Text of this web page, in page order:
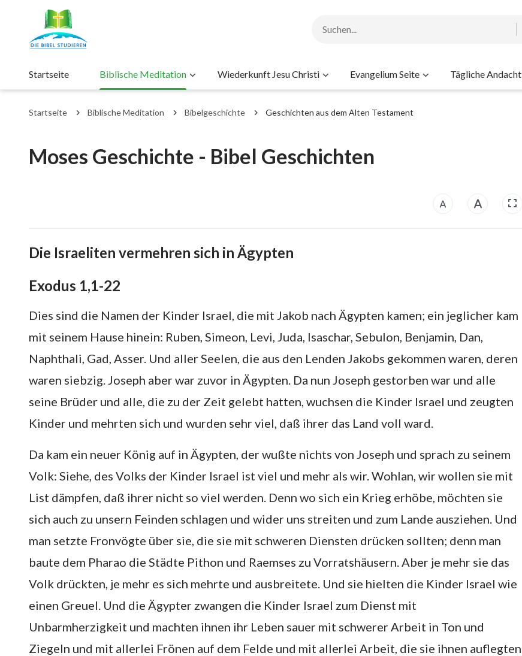
Startseite Biblische Meditation Wiederkunft Jesu Christi Evangelium Seite Tägliche Andacht
Startseite Biblische Meditation Bibelgeschichte Geschichten aus dem Alten Testament
Moses Geschichte - Bibel Geschichten
Die Israeliten vermehren sich in Ägypten
Exodus 1,1-22
Dies sind die Namen der Kinder Israel, die mit Jakob nach Ägypten kamen; ein jeglicher kam
mit seinem Hause hinein: Ruben, Simeon, Levi, Juda, Isaschar, Sebulon, Benjamin, Dan,
Naphthali, Gad, Asser. Und aller Seelen, die aus den Lenden Jakobs gekommen waren, deren
waren siebzig. Joseph aber war zuvor in Ägypten. Da nun Joseph gestorben war und alle
seine Brüder und alle, die zu der Zeit gelebt hatten, wuchsen die Kinder Israel und zeugten
Kinder und mehrten sich und wurden sehr viel, daß ihrer das Land voll ward.
Da kam ein neuer König auf in Ägypten, der wußte nichts von Joseph und sprach zu seinem
Volk: Siehe, des Volks der Kinder Israel ist viel und mehr als wir. Wohlan, wir wollen sie mit
List dämpfen, daß ihrer nicht so viel werden. Denn wo sich ein Krieg erhöbe, möchten sie
sich auch zu unsern Feinden schlagen und wider uns streiten und zum Lande ausziehen. Und
man setzte Fronvögte über sie, die sie mit schweren Diensten drücken sollten; denn man
baute dem Pharao die Städte Pithon und Raemses zu Vorratshäusern. Aber je mehr sie das
Volk drückten, je mehr es sich mehrte und ausbreitete. Und sie hielten die Kinder Israel wie
einen Greuel. Und die Ägypter zwangen die Kinder Israel zum Dienst mit
Unbarmherzigkeit und machten ihnen ihr Leben sauer mit schwerer Arbeit in Ton und
Ziegeln und mit allerlei Frönen auf dem Felde und mit allerlei Arbeit, die sie ihnen auflegten